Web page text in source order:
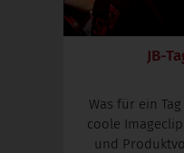
JB-
Was für ein
coole
und